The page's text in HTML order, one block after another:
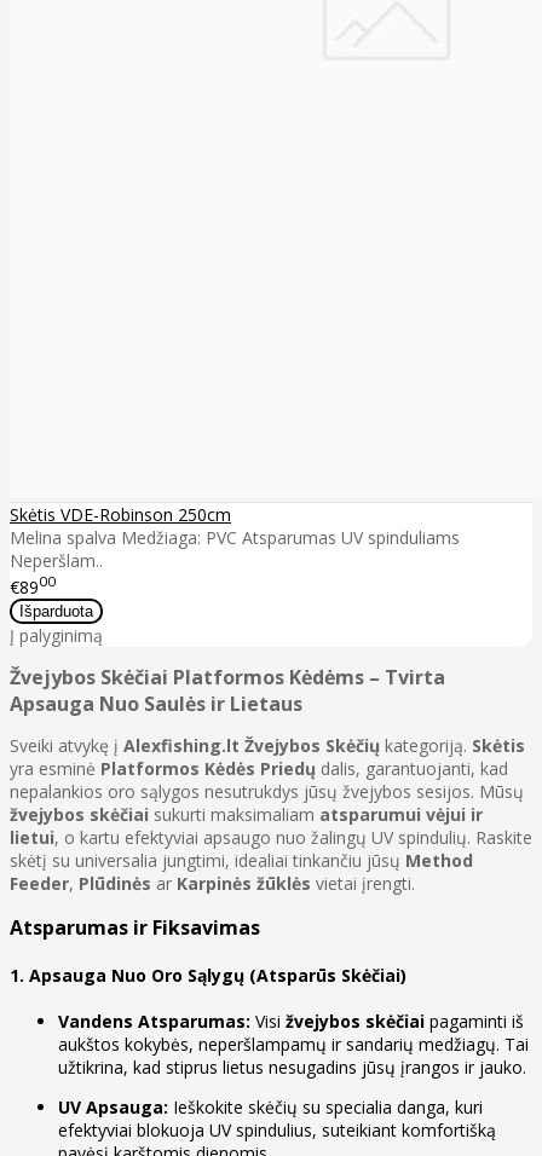
Skėtis VDE-Robinson 250cm
Melina spalva Medžiaga: PVC Atsparumas UV spinduliams
Neperšlam..
€8900
Į palyginimą
Žvejybos Skėčiai Platformos Kėdėms – Tvirta
Apsauga Nuo Saulės ir Lietaus
Sveiki atvykę į Alexfishing.lt Žvejybos Skėčių kategoriją. Skėtis
yra esminė Platformos Kėdės Priedų dalis, garantuojanti, kad
nepalankios oro sąlygos nesutrukdys jūsų žvejybos sesijos. Mūsų
žvejybos skėčiai sukurti maksimaliam atsparumui vėjui ir
lietui, o kartu efektyviai apsaugo nuo žalingų UV spindulių. Raskite
skėtį su universalia jungtimi, idealiai tinkančiu jūsų Method
Feeder, Plūdinės ar Karpinės žūklės vietai įrengti.
Atsparumas ir Fiksavimas
1. Apsauga Nuo Oro Sąlygų (Atsparūs Skėčiai)
Vandens Atsparumas: Visi žvejybos skėčiai pagaminti iš
aukštos kokybės, neperšlampamų ir sandarių medžiagų. Tai
užtikrina, kad stiprus lietus nesugadins jūsų įrangos ir jauko.
UV Apsauga: Ieškokite skėčių su specialia danga, kuri
efektyviai blokuoja UV spindulius, suteikiant komfortišką